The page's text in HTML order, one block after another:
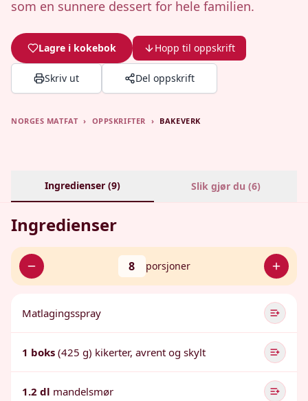
som en sunnere dessert for hele familien.
Lagre i kokebok Hopp til oppskrift
Skriv ut Del oppskrift
NORGES MATFAT › OPPSKRIFTER › BAKEVERK
Ingredienser (9) Slik gjør du (6)
Ingredienser
8 porsjoner
Matlagingsspray
1 boks (425 g) kikerter, avrent og skylt
1.2 dl mandelsmør